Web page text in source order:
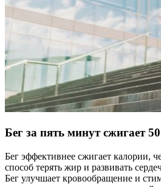
Бег за пять минут сжигает
Бег эффективнее сжигает калории,
способ терять жир и развивать
Бег улучшает кровообращение и